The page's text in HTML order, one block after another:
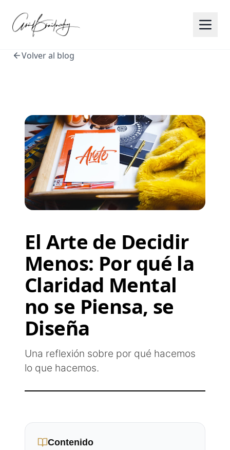
Volver al blog
El Arte de Decidir
Menos: Por qué la
Claridad Mental
no se Piensa, se
Diseña
Una reflexión sobre por qué hacemos
lo que hacemos.
Contenido